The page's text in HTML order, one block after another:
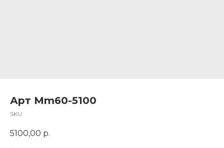
Арт Mm60-5100
SKU:
5100,00 р.